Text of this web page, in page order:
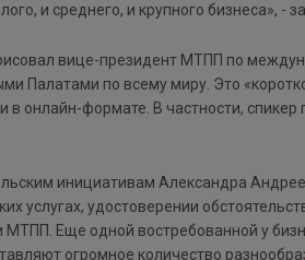
и среднего, и крупного бизнеса», -
вице-президент МТПП по
Палатами по всему миру. Это
онлайн-формате. В частности, спикер
инициативам Александра
услугах, удостоверении
Еще одной востребованной у
огромное количество